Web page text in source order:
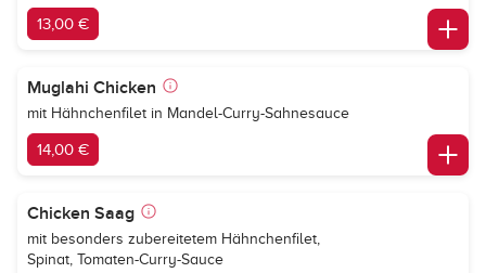
13,00 €
Muglahi Chicken
mit Hähnchenfilet in Mandel-Curry-Sahnesauce
14,00 €
Chicken Saag
mit besonders zubereitetem Hähnchenfilet,
Spinat, Tomaten-Curry-Sauce